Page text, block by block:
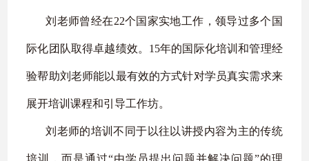
刘老师曾经在22个国家实地工作，领导过多个国
际化团队取得卓越绩效。 15年的国际化培训和管理经
验帮助刘老师能以最有效的方式针对学员真实需求来
展开培训课程和引导工作坊。
刘老师的培训不同于以往以讲授内容为主的传统
培训，而是通过“由学员提出问题并解决问题”的理